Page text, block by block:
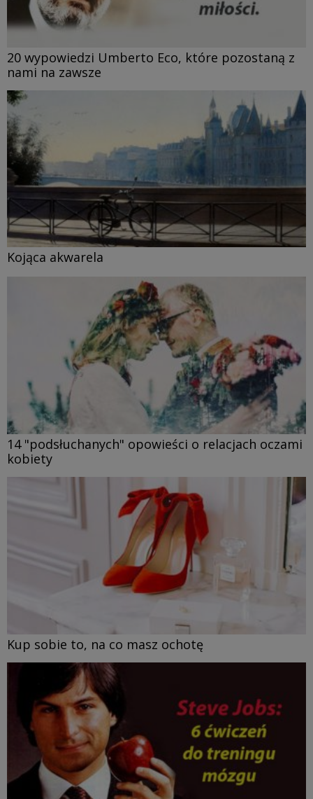
20 wypowiedzi Umberto Eco, które pozostaną z
nami na zawsze
Kojąca akwarela
14 "podsłuchanych" opowieści o relacjach oczami
kobiety
Kup sobie to, na co masz ochotę